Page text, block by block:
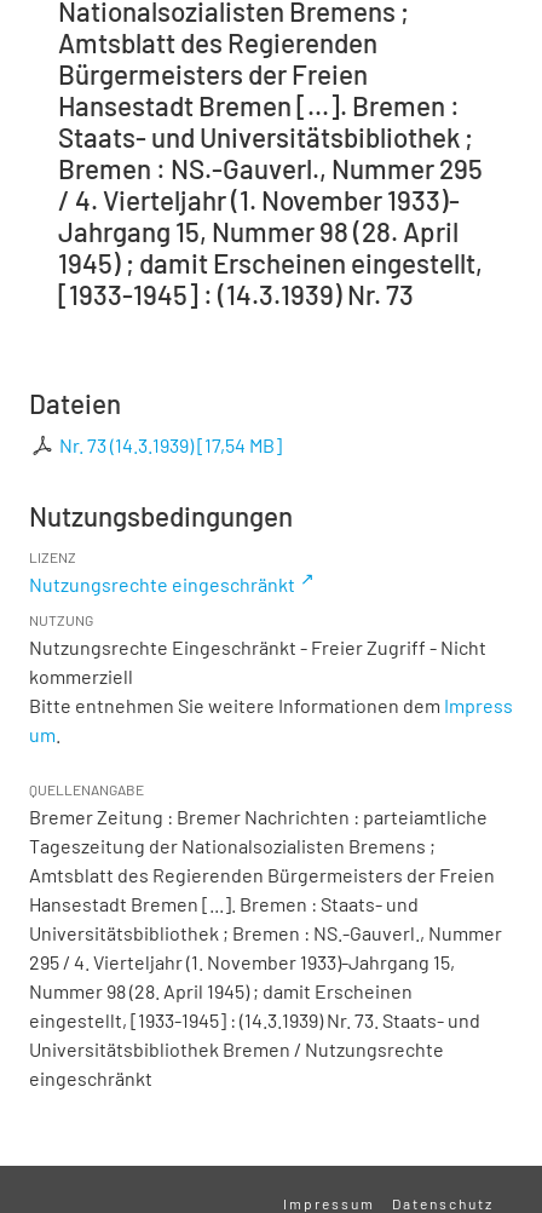
Nationalsozialisten Bremens ;
Amtsblatt des Regierenden
Bürgermeisters der Freien
Hansestadt Bremen [...]. Bremen :
Staats- und Universitätsbibliothek ;
Bremen : NS.-Gauverl., Nummer 295
/ 4. Vierteljahr (1. November 1933)-
Jahrgang 15, Nummer 98 (28. April
1945) ; damit Erscheinen eingestellt,
[1933-1945] : (14.3.1939) Nr. 73
Dateien
Nr. 73 (14.3.1939)[17,54 MB]
Nutzungsbedingungen
LIZENZ
Nutzungsrechte eingeschränkt
NUTZUNG
Nutzungsrechte Eingeschränkt - Freier Zugriff - Nicht
kommerziell
Bitte entnehmen Sie weitere Informationen dem Impress
um
QUELLENANGABE
Bremer Zeitung : Bremer Nachrichten : parteiamtliche
Tageszeitung der Nationalsozialisten Bremens ;
Amtsblatt des Regierenden Bürgermeisters der Freien
Hansestadt Bremen [...]. Bremen : Staats- und
Universitätsbibliothek ; Bremen : NS.-Gauverl., Nummer
295 / 4. Vierteljahr (1. November 1933)-Jahrgang 15,
Nummer 98 (28. April 1945) ; damit Erscheinen
eingestellt, [1933-1945] : (14.3.1939) Nr. 73. Staats- und
Universitätsbibliothek Bremen / Nutzungsrechte
eingeschränkt
Impressum Datenschutz